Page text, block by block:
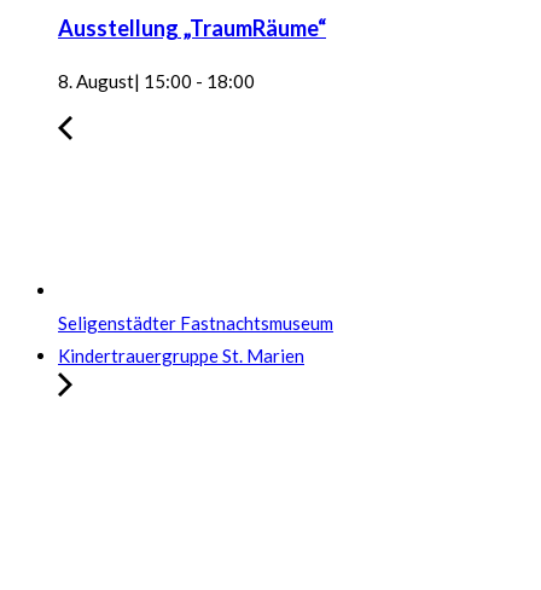
Ausstellung „TraumRäume“
8. August| 15:00 - 18:00
Seligenstädter Fastnachtsmuseum
Kindertrauergruppe St. Marien